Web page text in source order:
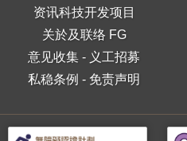
资讯科技开发项目
关於及联络 FG
意见收集 - 义工招募
私稳条例 - 免责声明